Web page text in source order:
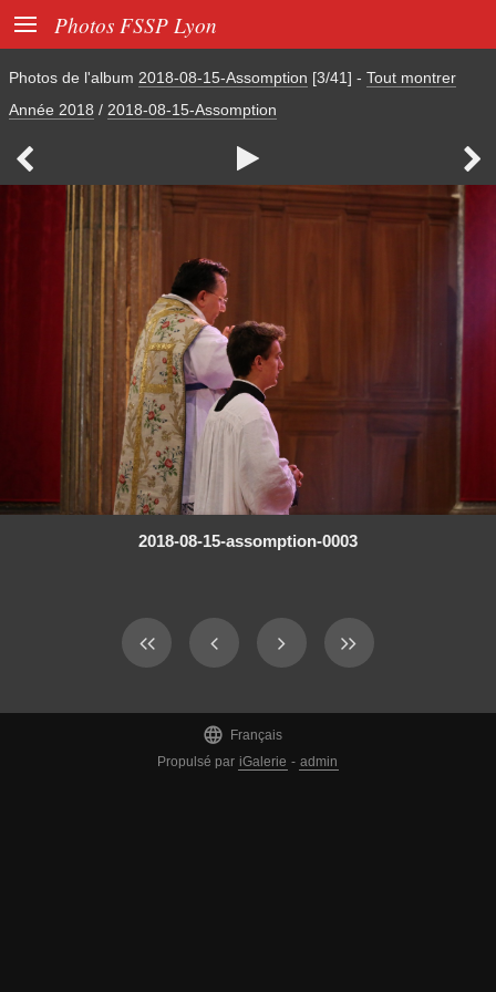
 Photos FSSP Lyon
Photos de l'album 2018-08-15-Assomption [3/41] - Tout montrer
Année 2018 / 2018-08-15-Assomption
  
2018-08-15-assomption-0003

Français
Propulsé par iGalerie - admin